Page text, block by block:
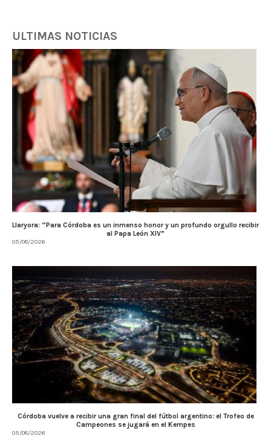
ULTIMAS NOTICIAS
Llaryora: “Para Córdoba es un inmenso honor y un profundo orgullo recibir
al Papa León XIV”
05/08/2026
Córdoba vuelve a recibir una gran final del fútbol argentino: el Trofeo de
Campeones se jugará en el Kempes
05/08/2026